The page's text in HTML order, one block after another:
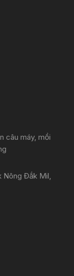
câu máy, mồi
Nông Đắk Mil,